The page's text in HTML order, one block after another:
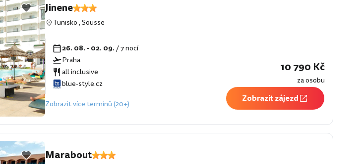
Jinene
Tunisko,Sousse
26. 08. - 02. 09./ 7 nocí
Praha
all inclusive
blue-style.cz
Zobrazit více termínů (20+)
10 790 Kč
za osobu
Zobrazit zájezd
Marabout